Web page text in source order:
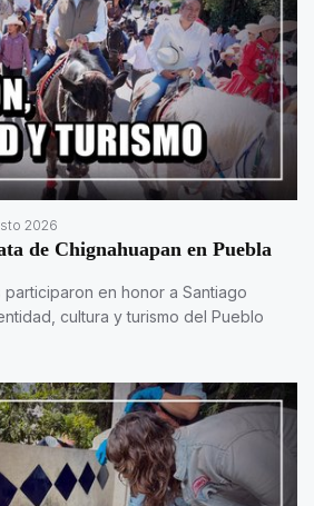
2026
de Chignahuapan en Puebla
en honor a Santiago
cultura y turismo del Pueblo